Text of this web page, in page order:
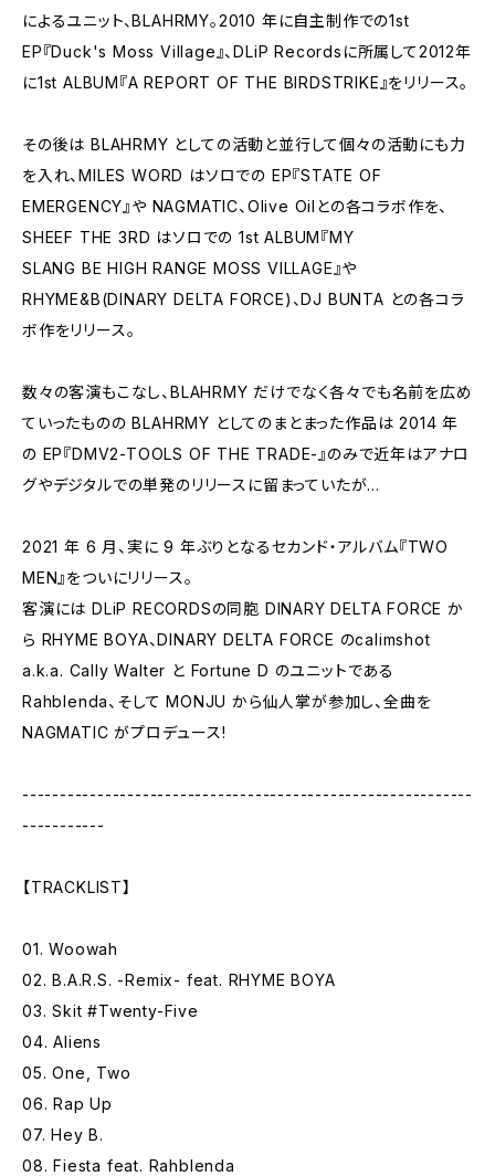
によるユニット、BLAHRMY。2010 年に自主制作での1st
EP『Duck's Moss Village』、DLiP Recordsに所属して2012年
に1st ALBUM『A REPORT OF THE BIRDSTRIKE』をリリース。
その後は BLAHRMY としての活動と並行して個々の活動にも力
を入れ、MILES WORD はソロでの EP『STATE OF
EMERGENCY』や NAGMATIC、Olive Oilとの各コラボ作を、
SHEEF THE 3RD はソロでの 1st ALBUM『MY
SLANG BE HIGH RANGE MOSS VILLAGE』や
RHYME&B(DINARY DELTA FORCE)、DJ BUNTA との各コラ
ボ作をリリース。
数々の客演もこなし、BLAHRMY だけでなく各々でも名前を広め
ていったものの BLAHRMY としてのまとまった作品は 2014 年
の EP『DMV2-TOOLS OF THE TRADE-』のみで近年はアナロ
グやデジタルでの単発のリリースに留まっていたが...
2021 年 6 月、実に 9 年ぶりとなるセカンド・アルバム『TWO
MEN』をついにリリース。
客演には DLiP RECORDSの同胞 DINARY DELTA FORCE か
ら RHYME BOYA、DINARY DELTA FORCE のcalimshot
a.k.a. Cally Walter と Fortune D のユニットである
Rahblenda、そして MONJU から仙人掌が参加し、全曲を
NAGMATIC がプロデュース!
------------------------------------------------------------
-----------
【TRACKLIST】
01. Woowah
02. B.A.R.S. -Remix- feat. RHYME BOYA
03. Skit #Twenty-Five
04. Aliens
05. One, Two
06. Rap Up
07. Hey B.
08. Fiesta feat. Rahblenda